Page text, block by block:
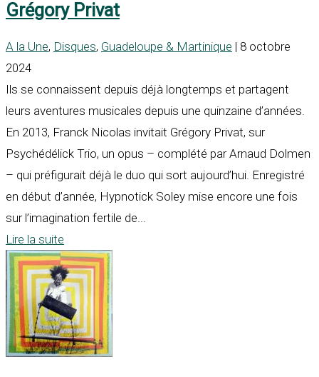
Grégory Privat
A la Une, Disques, Guadeloupe & Martinique | 8 octobre
2024
Ils se connaissent depuis déjà longtemps et partagent
leurs aventures musicales depuis une quinzaine d’années.
En 2013, Franck Nicolas invitait Grégory Privat, sur
Psychédélick Trio, un opus – complété par Arnaud Dolmen
– qui préfigurait déjà le duo qui sort aujourd’hui. Enregistré
en début d’année, Hypnotick Soley mise encore une fois
sur l’imagination fertile de...
Lire la suite